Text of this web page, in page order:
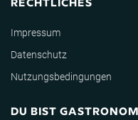
Impressum
Datenschutz
Nutzungsbedingungen
DU BIST